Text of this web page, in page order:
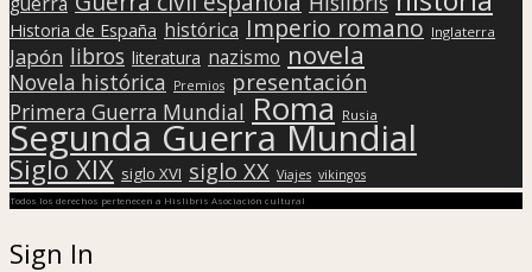
Historia de España histórica Imperio romano Inglaterra
Japón libros literatura nazismo novela
Novela histórica Premios presentación
Primera Guerra Mundial Roma Rusia
Segunda Guerra Mundial
Siglo XIX siglo XVI siglo XX Viajes vikingos
Todos los derechos pertenecen a Hislibris Asociación cultural
Sign In